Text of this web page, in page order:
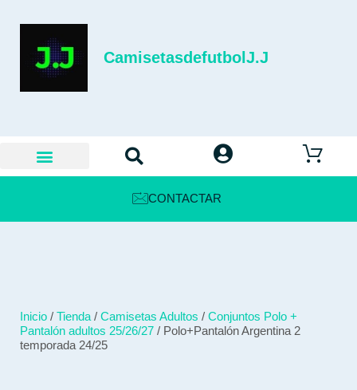
CamisetasdefutbolJ.J
CONTACTAR
Inicio / Tienda / Camisetas Adultos / Conjuntos Polo +
Pantalón adultos 25/26/27 / Polo+Pantalón Argentina 2
temporada 24/25